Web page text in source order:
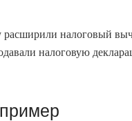
расширили налоговый
налоговую